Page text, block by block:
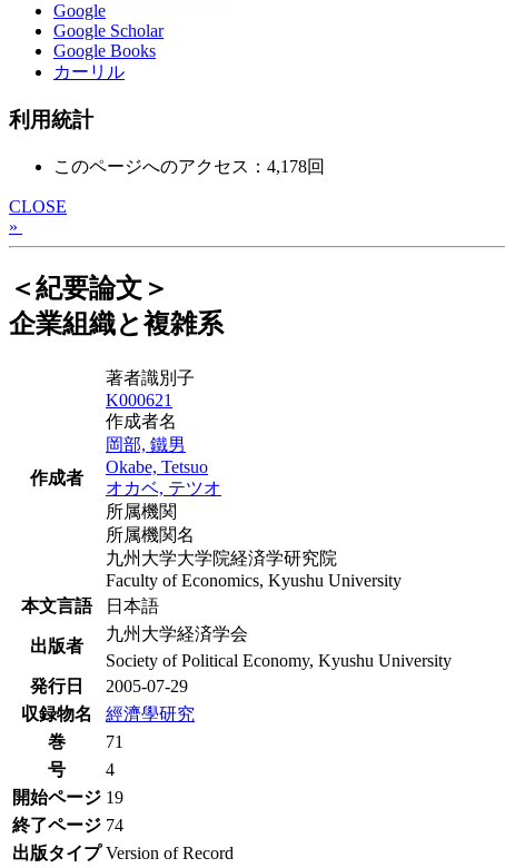
Google
Google Scholar
Google Books
カーリル
利用統計
このページへのアクセス：4,178回
CLOSE
»
＜紀要論文＞
企業組織と複雑系
作成者
著者識別子
K000621
作成者名
岡部, 鐵男
Okabe, Tetsuo
オカベ, テツオ
所属機関
所属機関名
九州大学大学院経済学研究院
Faculty of Economics, Kyushu University
本文言語
日本語
出版者
九州大学経済学会
Society of Political Economy, Kyushu University
発行日
2005-07-29
収録物名
經濟學研究
巻
71
号
4
開始ページ 19
終了ページ 74
出版タイプ Version of Record